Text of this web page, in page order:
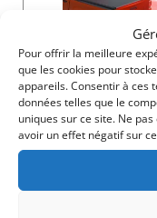
Pour offrir la meilleure
que les cookies pour
appareils. Consentir à ces
données telles que le
uniques sur ce site. Ne
avoir un effet négatif sur
2250$